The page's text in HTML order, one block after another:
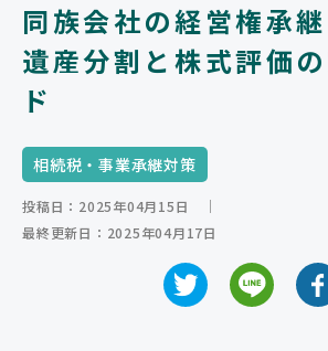
遺産分割のトラブル 遺留分
相続放棄 相続税
よくあるご質問
弁護士紹介
同族会社の経営権承
遺産分割と株式評価
ド
相続税・事業承継対策
投稿日：2025年04月15日
｜
最終更新日：2025年04月17日